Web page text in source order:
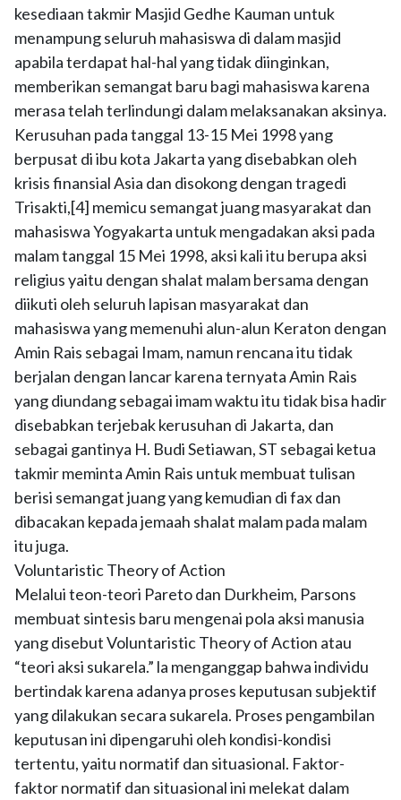
kesediaan takmir Masjid Gedhe Kauman untuk
menampung seluruh mahasiswa di dalam masjid
apabila terdapat hal-hal yang tidak diinginkan,
memberikan semangat baru bagi mahasiswa karena
merasa telah terlindungi dalam melaksanakan aksinya.
Kerusuhan pada tanggal 13-15 Mei 1998 yang
berpusat di ibu kota Jakarta yang disebabkan oleh
krisis finansial Asia dan disokong dengan tragedi
Trisakti,[4] memicu semangat juang masyarakat dan
mahasiswa Yogyakarta untuk mengadakan aksi pada
malam tanggal 15 Mei 1998, aksi kali itu berupa aksi
religius yaitu dengan shalat malam bersama dengan
diikuti oleh seluruh lapisan masyarakat dan
mahasiswa yang memenuhi alun-alun Keraton dengan
Amin Rais sebagai Imam, namun rencana itu tidak
berjalan dengan lancar karena ternyata Amin Rais
yang diundang sebagai imam waktu itu tidak bisa hadir
disebabkan terjebak kerusuhan di Jakarta, dan
sebagai gantinya H. Budi Setiawan, ST sebagai ketua
takmir meminta Amin Rais untuk membuat tulisan
berisi semangat juang yang kemudian di fax dan
dibacakan kepada jemaah shalat malam pada malam
itu juga.
Voluntaristic Theory of Action
Melalui teon-teori Pareto dan Durkheim, Parsons
membuat sintesis baru mengenai pola aksi manusia
yang disebut Voluntaristic Theory of Action atau
“teori aksi sukarela.” la menganggap bahwa individu
bertindak karena adanya proses keputusan subjektif
yang dilakukan secara sukarela. Proses pengambilan
keputusan ini dipengaruhi oleh kondisi-kondisi
tertentu, yaitu normatif dan situasional. Faktor-
faktor normatif dan situasional ini melekat dalam